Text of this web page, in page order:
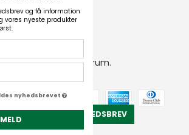
© Outdoor i Centrum.
og få information
vores nyeste produkter
nyhedsbrevet
TILMELD NYHEDSBREV